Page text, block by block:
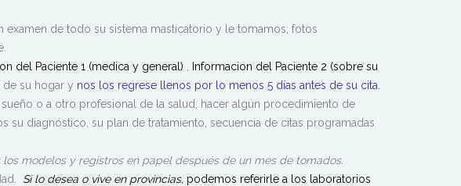
examen de todo su sistema masticatorio y le tomamos; fotos
del Paciente 1 (medica y general)
Informacion del Paciente 2 (sobre su
de su hogar y nos los regrese llenos por lo menos 5 días antes de su cita.
o a otro profesional de la salud, hacer algún procedimiento de
diagnóstico, su plan de tratamiento, secuencia de citas programadas
los modelos y registros en papel después de un mes de tomados.
Si lo desea o vive en provincias, podemos referirle a los laboratorios